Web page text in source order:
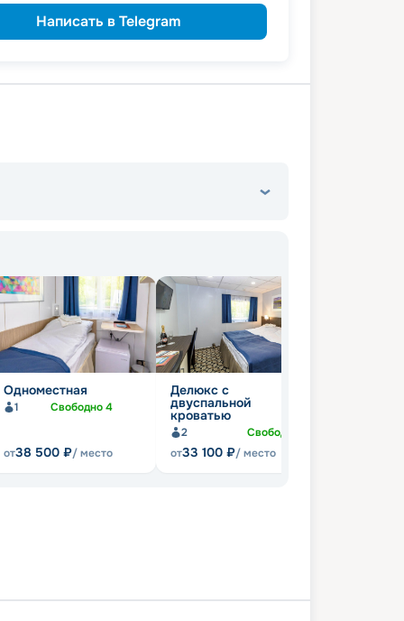
Написать в Telegram
Одноместная
1 Свободно4
от38 500 ₽/ место
Делюкс с
двуспальной
кроватью
2 Свободно
от33 100 ₽/ место